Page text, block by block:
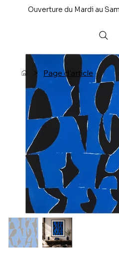
Ouverture du Mardi au
> Page d'article